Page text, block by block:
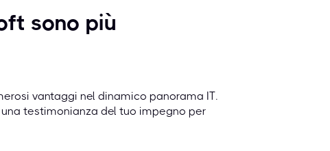
sono più
vantaggi nel dinamico panorama IT.
testimonianza del tuo impegno per